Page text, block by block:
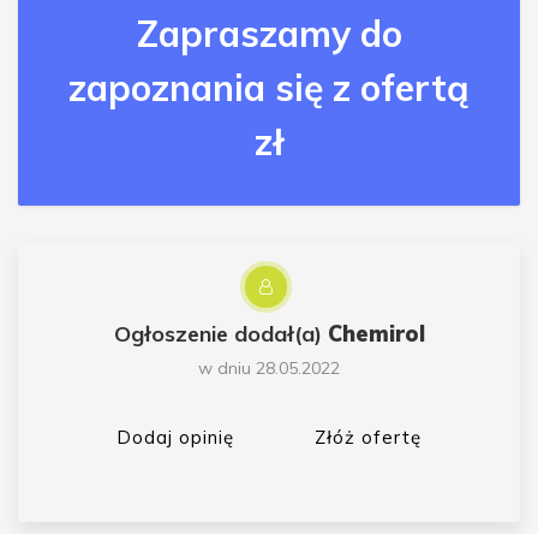
Zapraszamy do
zapoznania się z ofertą
zł
Ogłoszenie dodał(a) Chemirol
w dniu 28.05.2022
Dodaj opinię Złóż ofertę